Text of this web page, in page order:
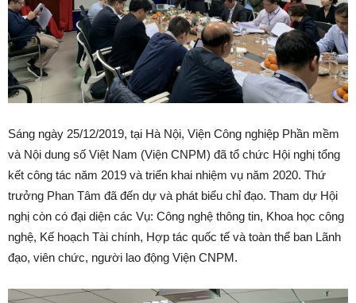
Sáng ngày 25/12/2019, tại Hà Nội, Viện Công nghiệp Phần mềm
và Nội dung số Việt Nam (Viện CNPM) đã tổ chức Hội nghị tổng
kết công tác năm 2019 và triển khai nhiệm vụ năm 2020. Thứ
trưởng Phan Tâm đã đến dự và phát biểu chỉ đạo. Tham dự Hội
nghị còn có đại diện các Vụ: Công nghệ thông tin, Khoa học công
nghệ, Kế hoạch Tài chính, Hợp tác quốc tế và toàn thể ban Lãnh
đạo, viên chức, người lao động Viện CNPM.